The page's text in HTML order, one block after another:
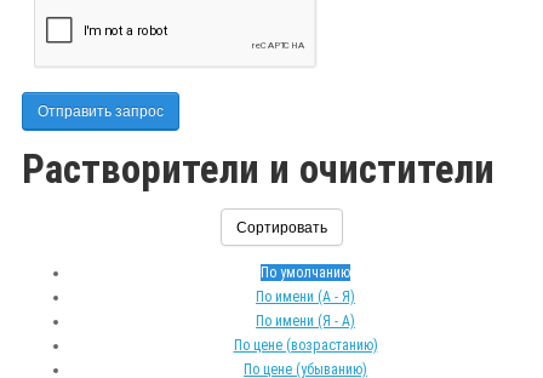
Отправить запрос
Растворители и очистители
Сортировать
По умолчанию
По имени (A - Я)
По имени (Я - A)
По цене (возрастанию)
По цене (убыванию)